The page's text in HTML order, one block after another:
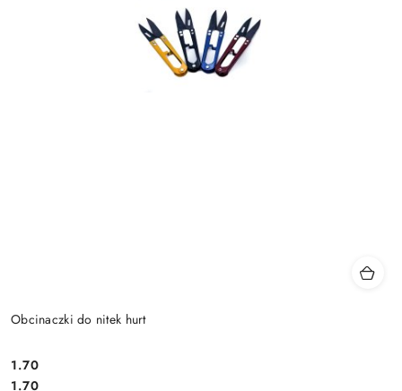
Obcinaczki do nitek hurt
Cena:
1.70
Cena:
1.70